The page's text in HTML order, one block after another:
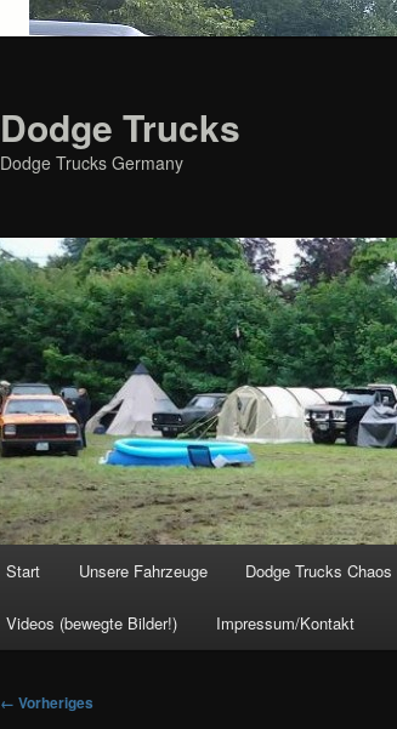
Dodge Trucks
Dodge Trucks Germany
Start Unsere Fahrzeuge Dodge Trucks Chaos
Videos (bewegte Bilder!) Impressum/Kontakt
Bilder-
← Vorheriges